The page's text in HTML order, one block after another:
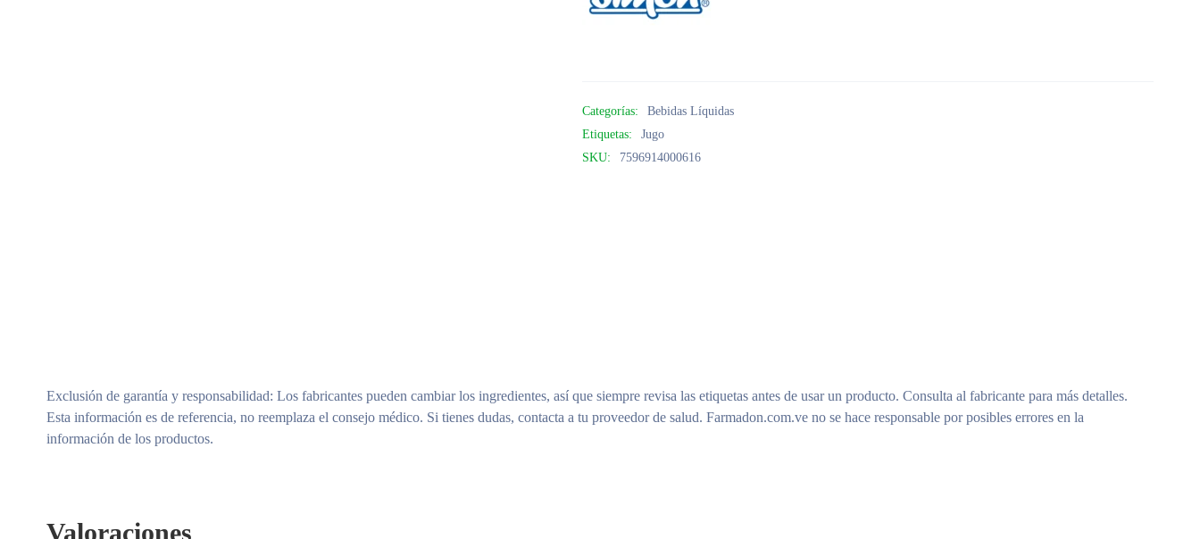
Categorías:
Bebidas Líquidas
Etiquetas:
Jugo
SKU:
7596914000616
Exclusión de garantía y responsabilidad: Los fabricantes pueden cambiar los ingredientes, así que siempre revisa las etiquetas antes de usar un producto. Consulta al fabricante para más detalles.
Esta información es de referencia, no reemplaza el consejo médico. Si tienes dudas, contacta a tu proveedor de salud. Farmadon.com.ve no se hace responsable por posibles errores en la
información de los productos.
Valoraciones